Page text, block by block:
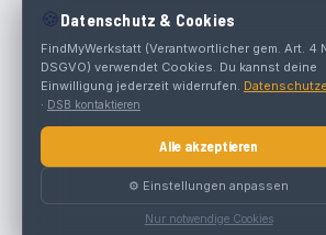
🍪 Datenschutz & Cookies
FindMyWerkstatt (Verantwortlicher gem. Art. 4
DSGVO) verwendet Cookies. Du kannst deine
Einwilligung jederzeit widerrufen.
· DSB kontaktieren
Alle akzeptieren
⚙️ Einstellungen anpassen
Nur notwendige Cookies